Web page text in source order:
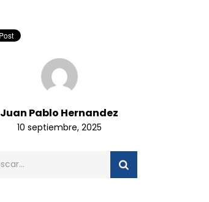
Juan Pablo Hernandez
10 septiembre, 2025